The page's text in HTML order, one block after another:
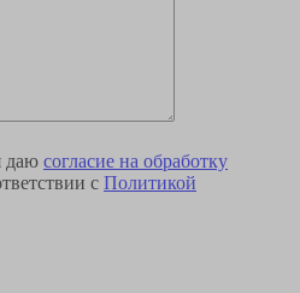
даю согласие на обработку
с Политикой